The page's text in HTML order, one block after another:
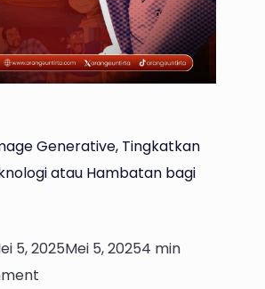
Generative, Tingkatkan
atau Hambatan bagi
5, 2025Mei 5, 20254 min